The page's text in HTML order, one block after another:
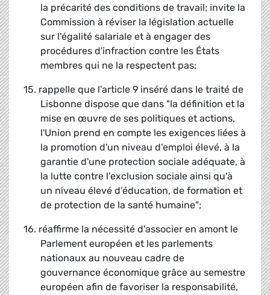
la précarité des conditions de travail; invite la
Commission à réviser la législation actuelle
sur l'égalité salariale et à engager des
procédures d'infraction contre les États
membres qui ne la respectent pas;
15. rappelle que l'article 9 inséré dans le traité de
Lisbonne dispose que dans "la définition et la
mise en œuvre de ses politiques et actions,
l'Union prend en compte les exigences liées à
la promotion d'un niveau d'emploi élevé, à la
garantie d'une protection sociale adéquate, à
la lutte contre l'exclusion sociale ainsi qu'à
un niveau élevé d'éducation, de formation et
de protection de la santé humaine";
16. réaffirme la nécessité d'associer en amont le
Parlement européen et les parlements
nationaux au nouveau cadre de
gouvernance économique grâce au semestre
européen afin de favoriser la responsabilité,